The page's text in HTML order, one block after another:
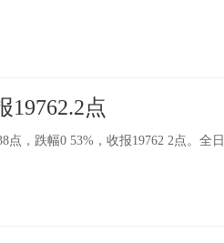
19762.2点
点，跌幅0 53%，收报19762 2点。全日